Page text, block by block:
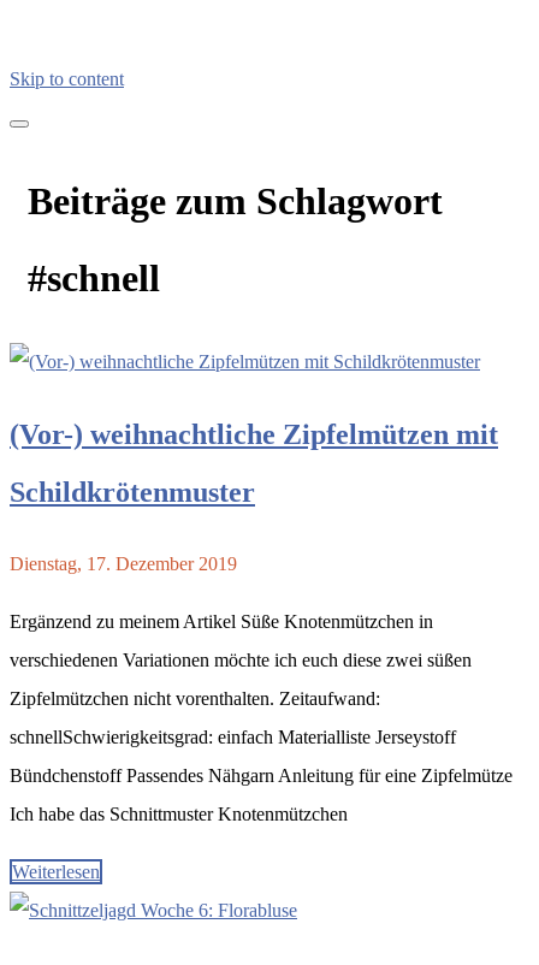
Skip to content
Beiträge zum Schlagwort
#schnell
(Vor-) weihnachtliche Zipfelmützen mit
Schildkrötenmuster
Dienstag, 17. Dezember 2019
Ergänzend zu meinem Artikel Süße Knotenmützchen in
verschiedenen Variationen möchte ich euch diese zwei süßen
Zipfelmützchen nicht vorenthalten. Zeitaufwand:
schnellSchwierigkeitsgrad: einfach Materialliste Jerseystoff
Bündchenstoff Passendes Nähgarn Anleitung für eine Zipfelmütze
Ich habe das Schnittmuster Knotenmützchen
Weiterlesen